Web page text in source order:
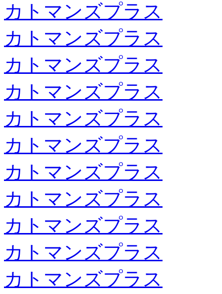
カトマンズプラス
カトマンズプラス
カトマンズプラス
カトマンズプラス
カトマンズプラス
カトマンズプラス
カトマンズプラス
カトマンズプラス
カトマンズプラス
カトマンズプラス
カトマンズプラス